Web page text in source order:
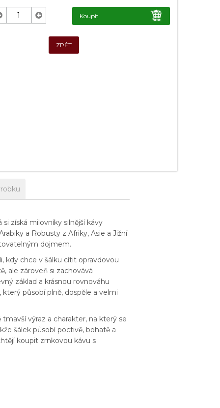
Koupit
ZPĚT
získá milovníky silnější kávy
a Robusty z Afriky, Asie a Jižní
dojmem.
kdy chce v šálku cítit opravdovou
ale zároveň si zachovává
základ a krásnou rovnováhu
působí plně, dospěle a velmi
výraz a charakter, na který se
šálek působí poctivě, bohatě a
koupit zrnkovou kávu s